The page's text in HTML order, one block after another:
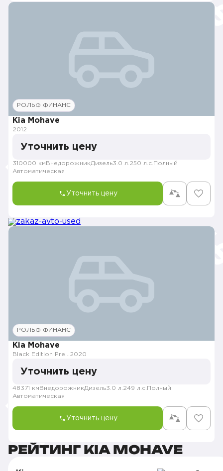
РОЛЬФ ФИНАНС
Kia Mohave
2012
Уточнить цену
310000 км ВнедорожникДизель3.0 л. 250 л.с. Полный
Автоматическая
Уточнить цену
РОЛЬФ ФИНАНС
Kia Mohave
2020
Уточнить цену
48371 км ВнедорожникДизель3.0 л. 249 л.с. Полный
Автоматическая
Уточнить цену
РЕЙТИНГ KIA MOHAVE